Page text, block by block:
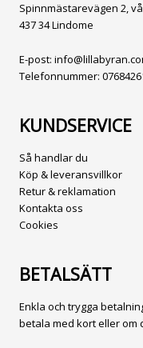
Spinnmästarevägen 2,
437 34 Lindome
E-post:
Telefonnummer:
KUNDSERVICE
Så handlar du
Köp & leveransvillkor
Retur & reklamation
Kontakta oss
Cookies
BETALSÄTT
Enkla och trygga
betala med kort eller om